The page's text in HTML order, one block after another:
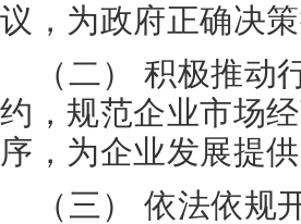
议，为政府正确决
（二） 积极推动
约，规范企业市场
序，为企业发展提
（三） 依法依规